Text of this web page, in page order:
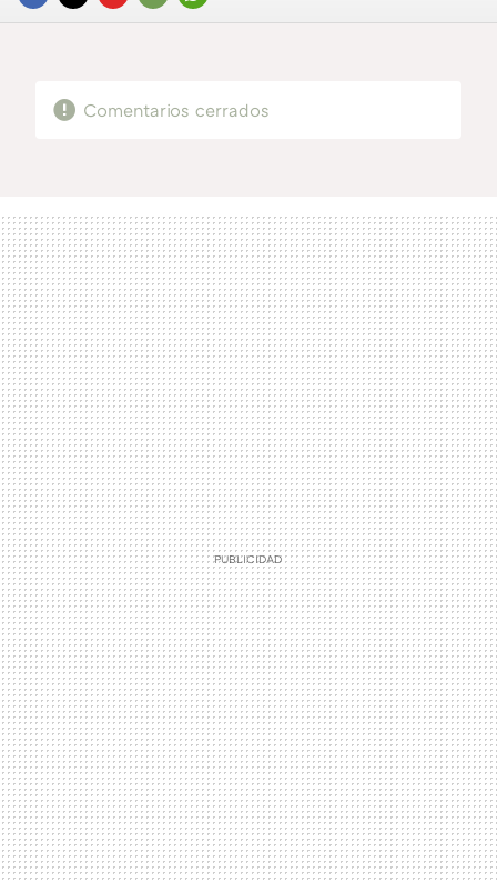
FACEBOOK
TWITTERFLIPBOARD
E-
WHATSAPP
Comentarios cerrados